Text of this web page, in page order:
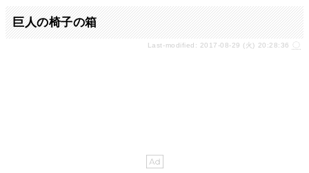
巨人の椅子の箱
Last-modified: 2017-08-29 (火) 20:28:36